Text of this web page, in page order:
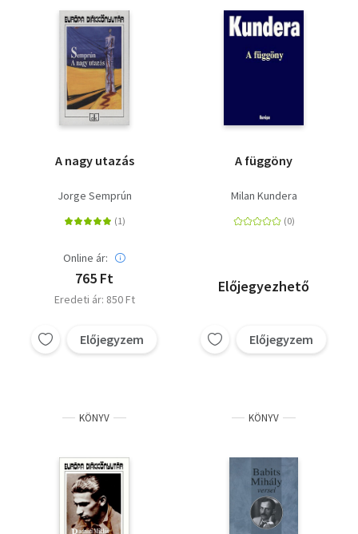
A nagy utazás
Jorge Semprún
Online ár:
765 Ft
Eredeti ár: 850 Ft
Előjegyzem
A függöny
Milan Kundera
Előjegyezhető
Előjegyzem
KÖNYV KÖNYV